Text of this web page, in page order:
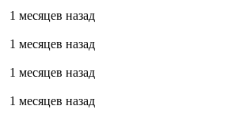
1 месяцев назад
1 месяцев назад
1 месяцев назад
1 месяцев назад